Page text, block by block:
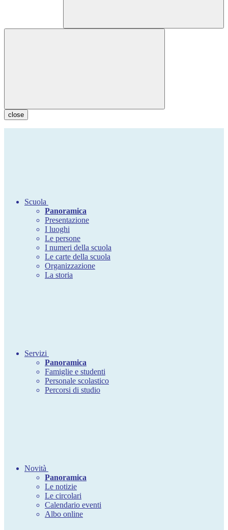
close
Scuola
Panoramica
Presentazione
I luoghi
Le persone
I numeri della scuola
Le carte della scuola
Organizzazione
La storia
Servizi
Panoramica
Famiglie e studenti
Personale scolastico
Percorsi di studio
Novità
Panoramica
Le notizie
Le circolari
Calendario eventi
Albo online